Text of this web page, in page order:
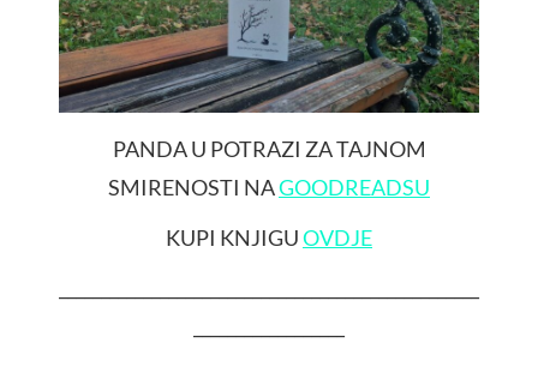
PANDA U POTRAZI ZA TAJNOM
SMIRENOSTI NAGOODREADSU
KUPI KNJIGUOVDJE